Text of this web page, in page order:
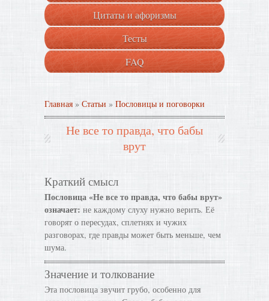
Цитаты и афоризмы
Тесты
FAQ
Главная » Статьи » Пословицы и поговорки
Не все то правда, что бабы
врут
Краткий смысл
Пословица «Не все то правда, что бабы врут»
означает: не каждому слуху нужно верить. Её
говорят о пересудах, сплетнях и чужих
разговорах, где правды может быть меньше, чем
шума.
Значение и толкование
Эта пословица звучит грубо, особенно для